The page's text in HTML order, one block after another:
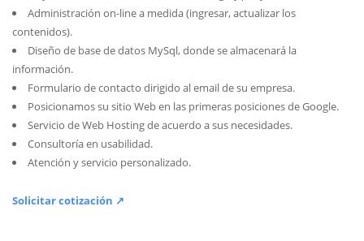
Administración on-line a medida (ingresar, actualizar los
contenidos).
Diseño de base de datos MySql, donde se almacenará la
información.
Formulario de contacto dirigido al email de su empresa.
Posicionamos su sitio Web en las primeras posiciones de Google.
Servicio de Web Hosting de acuerdo a sus necesidades.
Consultoría en usabilidad.
Atención y servicio personalizado.
Solicitar cotización ↗